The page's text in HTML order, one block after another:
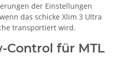
der Einstellungen
das schicke Xlim 3 Ultra
transportiert wird.
Control für MTL